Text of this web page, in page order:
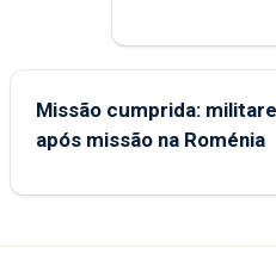
Missão cumprida:
após missão na Roménia